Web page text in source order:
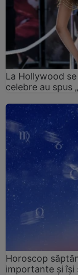
La Hollywood
celebre au spus
Horoscop
importante și își